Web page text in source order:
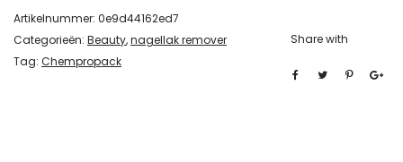
Artikelnummer: 0e9d44162ed7
Categorieën: Beauty,nagellak remover
Tag: Chempropack
Share with